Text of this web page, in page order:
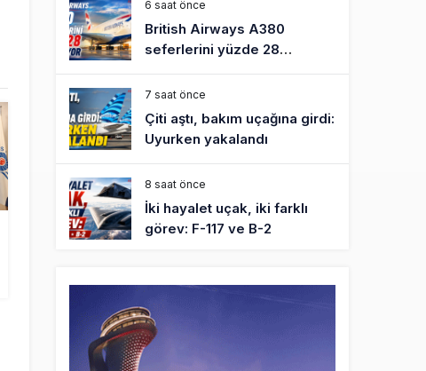
6 saat önce
British Airways A380
seferlerini yüzde 28
azaltıyor
7 saat önce
Çiti aştı, bakım uçağına girdi:
Uyurken yakalandı
8 saat önce
İki hayalet uçak, iki farklı
görev: F-117 ve B-2
THY ve Pegasus Dünyanın
En Değerli Havayolları
Arasında
10 saat önce